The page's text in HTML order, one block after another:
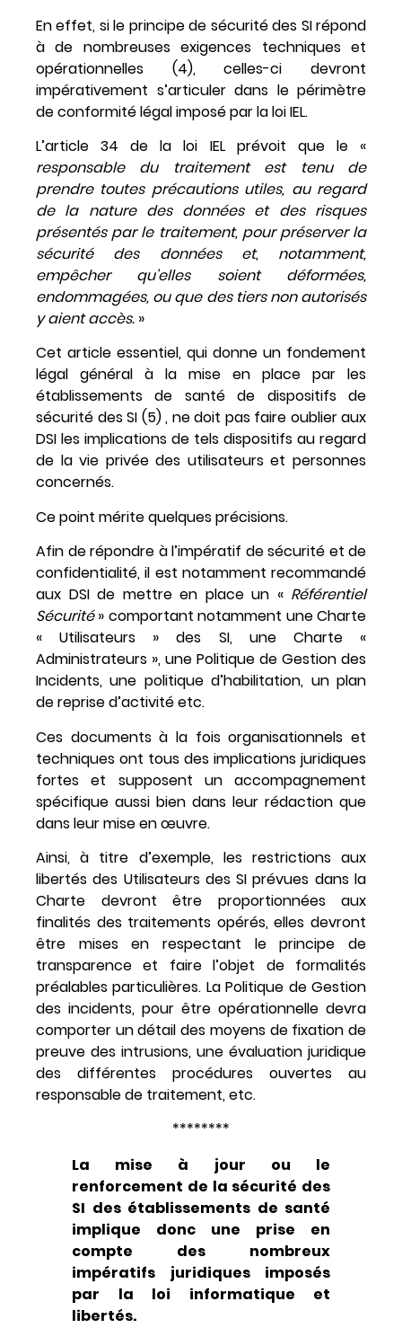
En effet, si le principe de sécurité des SI répond
à de nombreuses exigences techniques et
opérationnelles (4), celles-ci devront
impérativement s’articuler dans le périmètre
de conformité légal imposé par la loi IEL.
L’article 34 de la loi IEL prévoit que le «
responsable du traitement est tenu de
prendre toutes précautions utiles, au regard
de la nature des données et des risques
présentés par le traitement, pour préserver la
sécurité des données et, notamment,
empêcher qu’elles soient déformées,
endommagées, ou que des tiers non autorisés
y aient accès. »
Cet article essentiel, qui donne un fondement
légal général à la mise en place par les
établissements de santé de dispositifs de
sécurité des SI (5) , ne doit pas faire oublier aux
DSI les implications de tels dispositifs au regard
de la vie privée des utilisateurs et personnes
concernés.
Ce point mérite quelques précisions.
Afin de répondre à l’impératif de sécurité et de
confidentialité, il est notamment recommandé
aux DSI de mettre en place un « Référentiel
Sécurité» comportant notamment une Charte
« Utilisateurs » des SI, une Charte «
Administrateurs », une Politique de Gestion des
Incidents, une politique d’habilitation, un plan
de reprise d’activité etc.
Ces documents à la fois organisationnels et
techniques ont tous des implications juridiques
fortes et supposent un accompagnement
spécifique aussi bien dans leur rédaction que
dans leur mise en œuvre.
Ainsi, à titre d’exemple, les restrictions aux
libertés des Utilisateurs des SI prévues dans la
Charte devront être proportionnées aux
finalités des traitements opérés, elles devront
être mises en respectant le principe de
transparence et faire l’objet de formalités
préalables particulières. La Politique de Gestion
des incidents, pour être opérationnelle devra
comporter un détail des moyens de fixation de
preuve des intrusions, une évaluation juridique
des différentes procédures ouvertes au
responsable de traitement, etc.
********
La mise à jour ou le
renforcement de la sécurité des
SI des établissements de santé
implique donc une prise en
compte des nombreux
impératifs juridiques imposés
par la loi informatique et
libertés.